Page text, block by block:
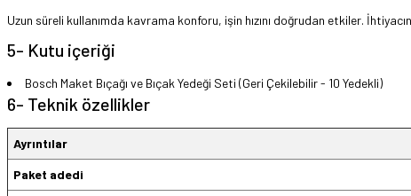
Uzun süreli kullanımda kavrama konforu, işin hızını doğrudan etkiler.
5- Kutu içeriği
Bosch Maket Bıçağı ve Bıçak Yedeği Seti (Geri Çekilebilir - 10 Yedekli)
6- Teknik özellikler
Ayrıntılar
Paket adedi